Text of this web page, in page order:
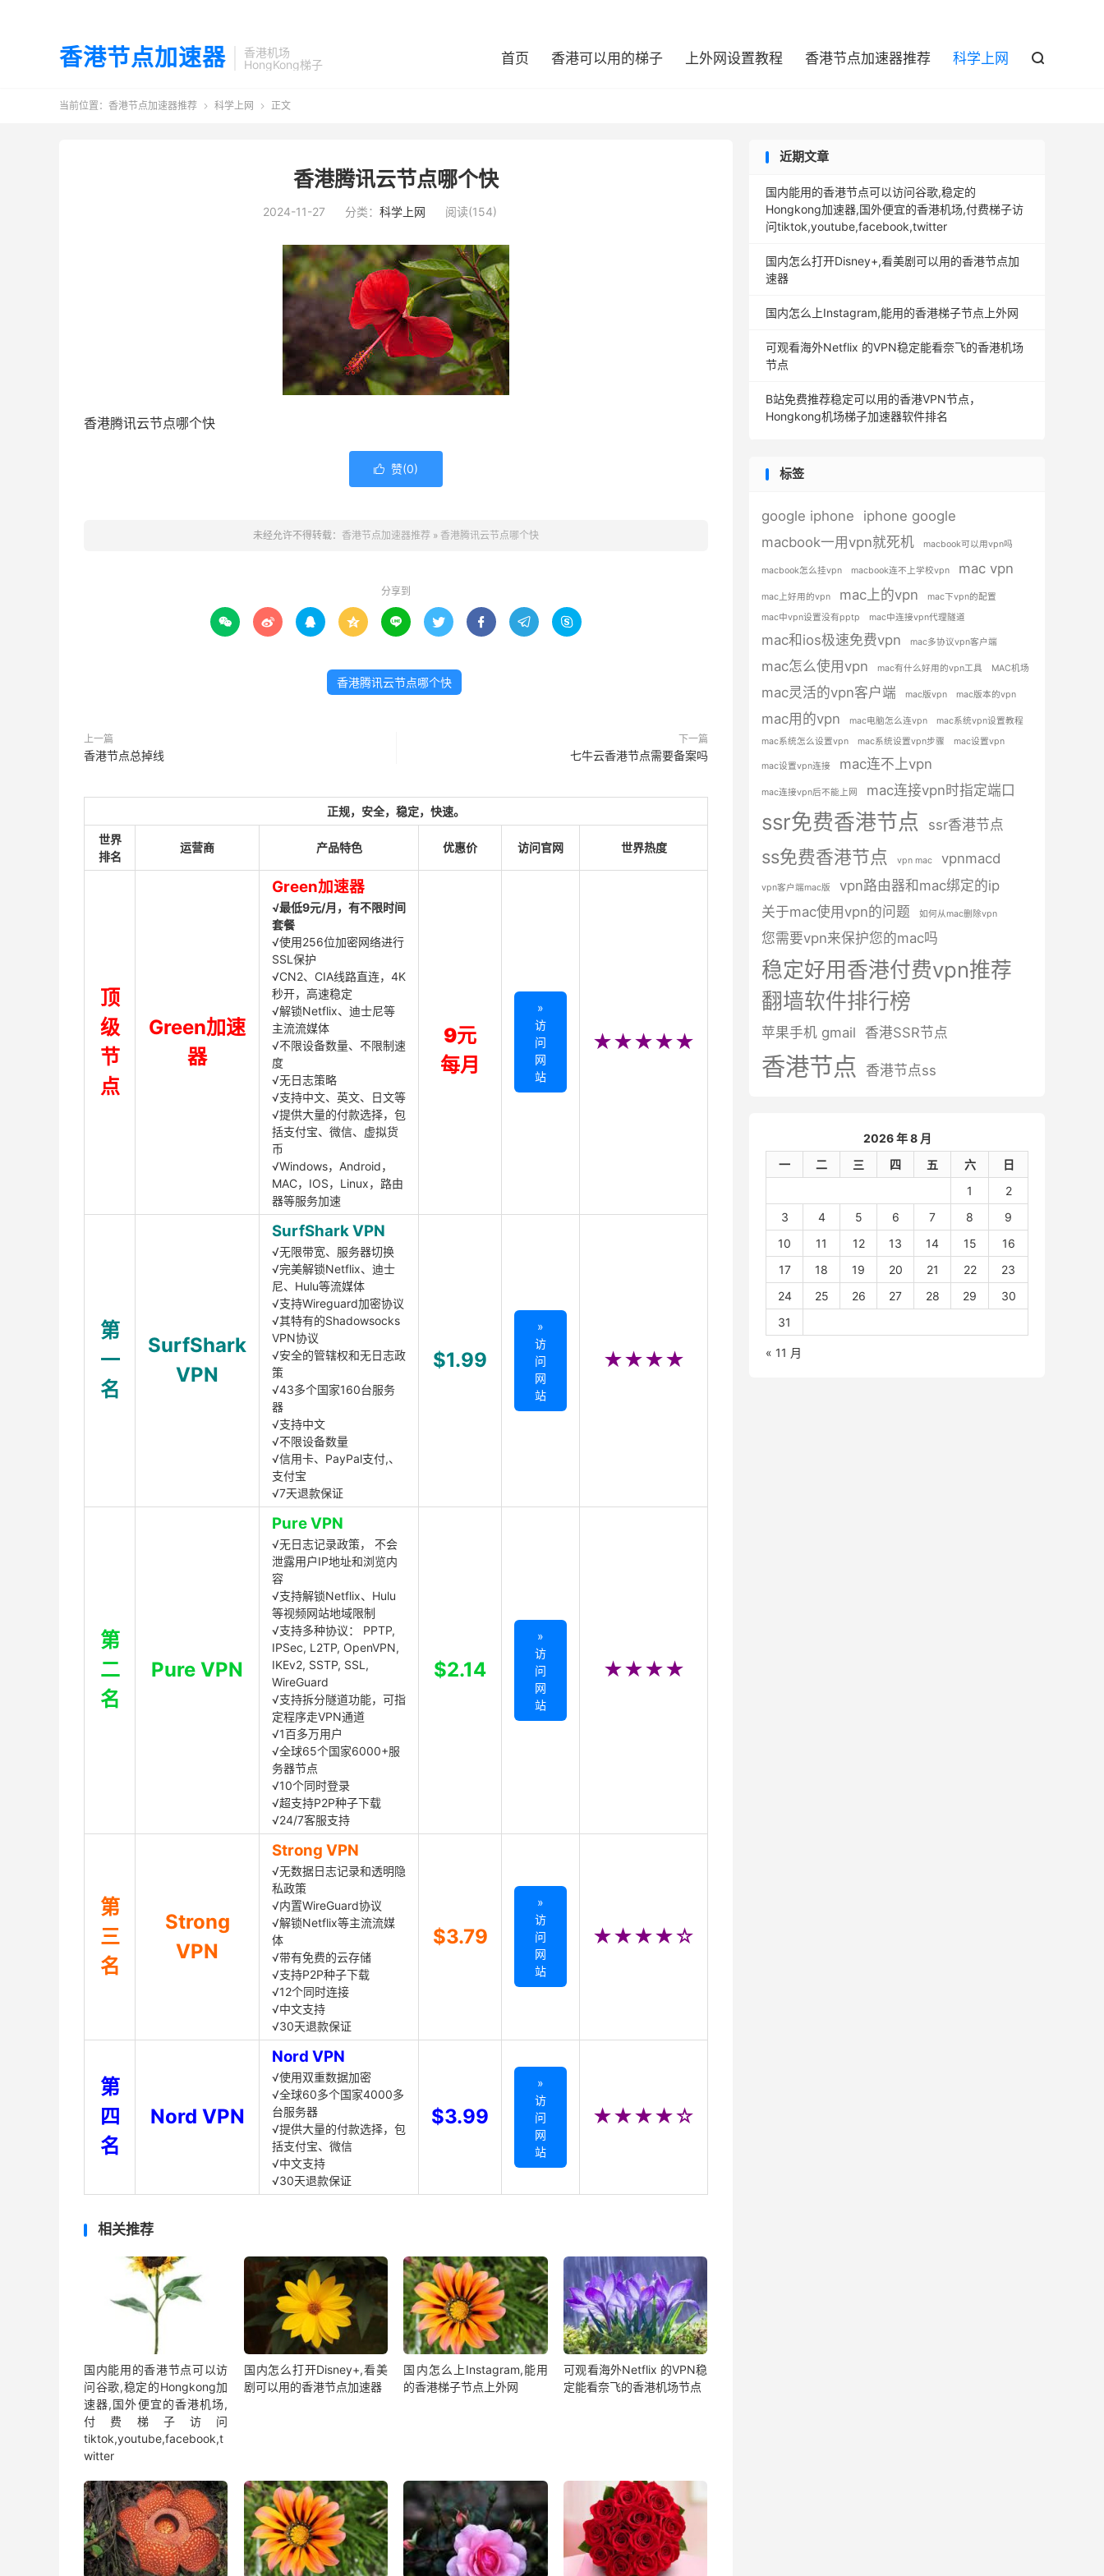
香港节点加速器
香港机场
HongKong梯子
首页 香港可以用的梯子 上外网设置教程 香港节点加速器推荐 科学上网 
当前位置： 香港节点加速器推荐  科学上网  正文
香港腾讯云节点哪个快
2024-11-27 分类： 科学上网 阅读(154)
香港腾讯云节点哪个快
 赞(0)
未经允许不得转载： 香港节点加速器推荐 » 香港腾讯云节点哪个快
分享到
        
香港腾讯云节点哪个快
上一篇
香港节点总掉线
下一篇
七牛云香港节点需要备案吗
正规，安全，稳定，快速。
世界
排名
运营商 产品特色 优惠价 访问官网 世界热度
顶
级
节
点
Green加速
器
Green加速器
√最低9元/月，有不限时间
套餐
√使用256位加密网络进行
SSL保护
√CN2、CIA线路直连，4K
秒开，高速稳定
√解锁Netflix、迪士尼等
主流流媒体
√不限设备数量、不限制速
度
√无日志策略
√支持中文、英文、日文等
√提供大量的付款选择，包
括支付宝、微信、虚拟货
币
√Windows，Android，
MAC，IOS，Linux，路由
器等服务加速
9元
每月
»
访
问
网
站
★★★★★
第
一
名
SurfShark
VPN
SurfShark VPN
√无限带宽、服务器切换
√完美解锁Netflix、迪士
尼、Hulu等流媒体
√支持Wireguard加密协议
√其特有的Shadowsocks
VPN协议
√安全的管辖权和无日志政
策
√43多个国家160台服务
器
√支持中文
√不限设备数量
√信用卡、PayPal支付,、
支付宝
√7天退款保证
$1.99
»
访
问
网
站
★★★★
第
二
名
Pure VPN
Pure VPN
√无日志记录政策， 不会
泄露用户IP地址和浏览内
容
√支持解锁Netflix、Hulu
等视频网站地域限制
√支持多种协议： PPTP,
IPSec, L2TP, OpenVPN,
IKEv2, SSTP, SSL,
WireGuard
√支持拆分隧道功能，可指
定程序走VPN通道
√1百多万用户
√全球65个国家6000+服
务器节点
√10个同时登录
√超支持P2P种子下载
√24/7客服支持
$2.14
»
访
问
网
站
★★★★
第
三
名
Strong
VPN
Strong VPN
√无数据日志记录和透明隐
私政策
√内置WireGuard协议
√解锁Netflix等主流流媒
体
√带有免费的云存储
√支持P2P种子下载
√12个同时连接
√中文支持
√30天退款保证
$3.79
»
访
问
网
站
★★★★☆
第
四
名
Nord VPN
Nord VPN
√使用双重数据加密
√全球60多个国家4000多
台服务器
√提供大量的付款选择，包
括支付宝、微信
√中文支持
√30天退款保证
$3.99
»
访
问
网
站
★★★★☆
相关推荐
国内能用的香港节点可以访
问谷歌,稳定的Hongkong加
速器,国外便宜的香港机场,
付费梯子访问
tiktok,youtube,facebook,t
witter
国内怎么打开Disney+,看美
剧可以用的香港节点加速器
国内怎么上Instagram,能用
的香港梯子节点上外网
可观看海外Netflix 的VPN稳
定能看奈飞的香港机场节点
近期文章
国内能用的香港节点可以访问谷歌,稳定的
Hongkong加速器,国外便宜的香港机场,付费梯子访
问tiktok,youtube,facebook,twitter
国内怎么打开Disney+,看美剧可以用的香港节点加
速器
国内怎么上Instagram,能用的香港梯子节点上外网
可观看海外Netflix 的VPN稳定能看奈飞的香港机场
节点
B站免费推荐稳定可以用的香港VPN节点，
Hongkong机场梯子加速器软件排名
标签
google iphone
iphone google
macbook一用vpn就死机
macbook可以用vpn吗
macbook怎么挂vpn macbook连不上学校vpn mac vpn
mac上好用的vpn mac上的vpn
mac下vpn的配置
mac中vpn设置没有pptp
mac中连接vpn代理隧道
mac和ios极速免费vpn mac多协议vpn客户端
mac怎么使用vpn mac有什么好用的vpn工具 MAC机场
mac灵活的vpn客户端 mac版vpn mac版本的vpn
mac用的vpn mac电脑怎么连vpn
mac系统vpn设置教程
mac系统怎么设置vpn
mac系统设置vpn步骤 mac设置vpn
mac设置vpn连接 mac连不上vpn
mac连接vpn后不能上网 mac连接vpn时指定端口
ssr免费香港节点 ssr香港节点
ss免费香港节点 vpn mac vpnmacd
vpn客户端mac版
vpn路由器和mac绑定的ip
关于mac使用vpn的问题
如何从mac删除vpn
您需要vpn来保护您的mac吗
稳定好用香港付费vpn推荐
翻墙软件排行榜
苹果手机 gmail 香港SSR节点
香港节点 香港节点ss
2026 年 8 月
一
二 三 四 五 六
日
1
2
3
4 5 6 7 8
9
10
11 12 13 14 15
16
17
18 19 20 21 22
23
24
25 26 27 28 29
30
31
« 11 月